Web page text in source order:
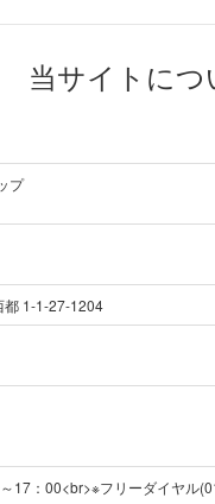
当サイトにつ
プ
都 1-1-27-1204
：00<br>※フリーダイヤル